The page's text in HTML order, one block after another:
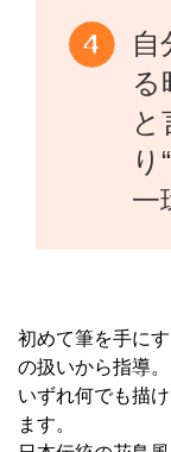
自
る
と
一
初めて筆を手に
の扱いから指導。
いずれ何でも描
ます。